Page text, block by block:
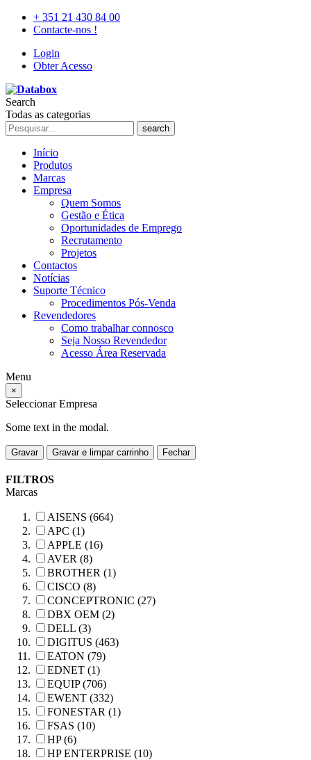
+ 351 21 430 84 00
Contacte-nos !
Login
Obter Acesso
Search
Todas as categorias
search
Início
Produtos
Marcas
Empresa
Quem Somos
Gestão e Ética
Oportunidades de Emprego
Recrutamento
Projetos
Contactos
Notícias
Suporte Técnico
Procedimentos Pós-Venda
Revendedores
Como trabalhar connosco
Seja Nosso Revendedor
Acesso Área Reservada
Menu
×
Seleccionar Empresa
Some text in the modal.
Gravar Gravar e limpar carrinho Fechar
FILTROS
Marcas
AISENS (664)
APC (1)
APPLE (16)
AVER (8)
BROTHER (1)
CISCO (8)
CONCEPTRONIC (27)
DBX OEM (2)
DELL (3)
DIGITUS (463)
EATON (79)
EDNET (1)
EQUIP (706)
EWENT (332)
FONESTAR (1)
FSAS (10)
HP (6)
HP ENTERPRISE (10)